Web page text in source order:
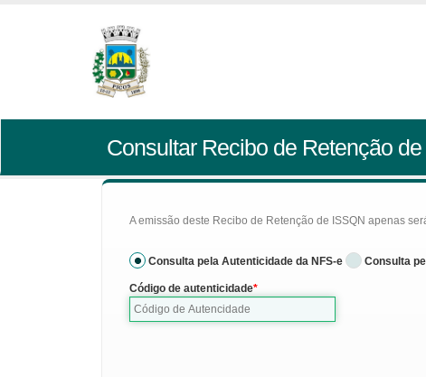
Consultar Recibo de Retenção
A emissão deste Recibo de Retenção de ISSQN apenas
Consulta pela Autenticidade da NFS-e Consulta
Código de autenticidade